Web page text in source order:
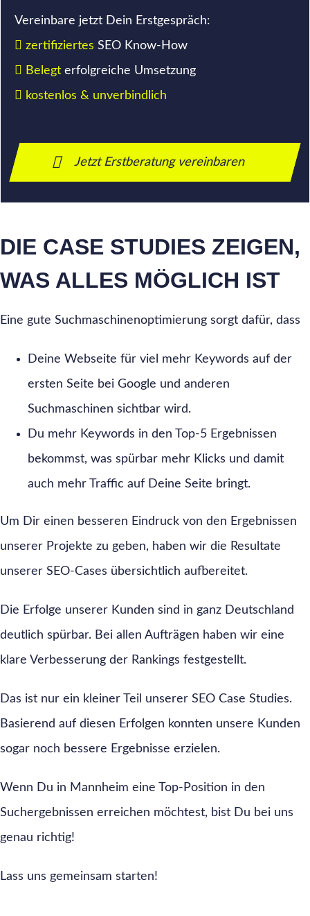
Vereinbare jetzt Dein Erstgespräch:
zertifiziertes SEO Know-How
Belegt erfolgreiche Umsetzung
kostenlos & unverbindlich
Jetzt Erstberatung vereinbaren
DIE CASE STUDIES ZEIGEN,
WAS ALLES MÖGLICH IST
Eine gute Suchmaschinenoptimierung sorgt dafür, dass
Deine Webseite für viel mehr Keywords auf der
ersten Seite bei Google und anderen
Suchmaschinen sichtbar wird.
Du mehr Keywords in den Top-5 Ergebnissen
bekommst, was spürbar mehr Klicks und damit
auch mehr Traffic auf Deine Seite bringt.
Um Dir einen besseren Eindruck von den Ergebnissen
unserer Projekte zu geben, haben wir die Resultate
unserer SEO-Cases übersichtlich aufbereitet.
Die Erfolge unserer Kunden sind in ganz Deutschland
deutlich spürbar. Bei allen Aufträgen haben wir eine
klare Verbesserung der Rankings festgestellt.
Das ist nur ein kleiner Teil unserer SEO Case Studies.
Basierend auf diesen Erfolgen konnten unsere Kunden
sogar noch bessere Ergebnisse erzielen.
Wenn Du in Mannheim eine Top-Position in den
Suchergebnissen erreichen möchtest, bist Du bei uns
genau richtig!
Lass uns gemeinsam starten!